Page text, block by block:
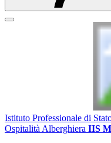
Istituto Professionale di
Ospitalità Alberghiera IIS